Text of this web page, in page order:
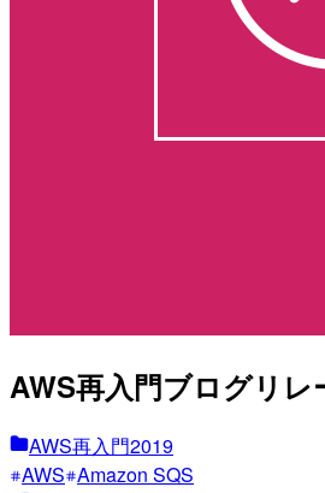
AWS再入門ブログリレ
AWS再入門2019
AWS Amazon SQS